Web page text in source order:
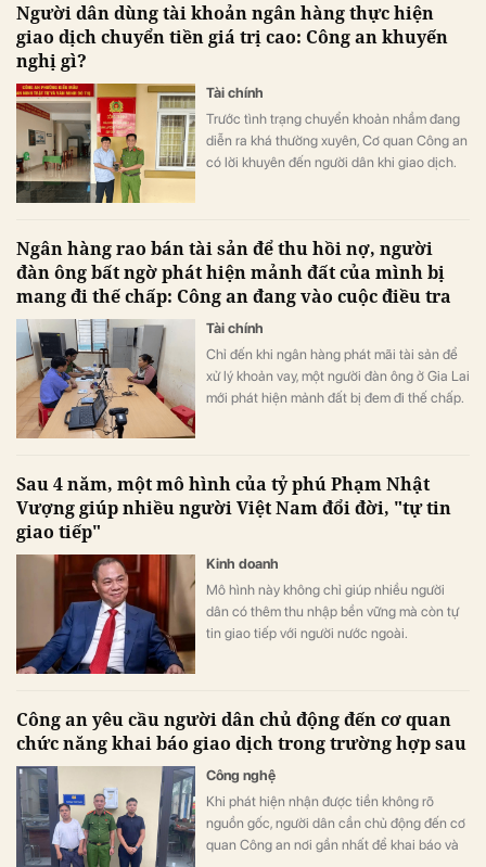
Người dân dùng tài khoản ngân hàng thực hiện
giao dịch chuyển tiền giá trị cao: Công an khuyến
nghị gì?
Tài chính
Trước tình trạng chuyển khoản nhầm đang
diễn ra khá thường xuyên, Cơ quan Công an
có lời khuyên đến người dân khi giao dịch.
Ngân hàng rao bán tài sản để thu hồi nợ, người
đàn ông bất ngờ phát hiện mảnh đất của mình bị
mang đi thế chấp: Công an đang vào cuộc điều tra
Tài chính
Chỉ đến khi ngân hàng phát mãi tài sản để
xử lý khoản vay, một người đàn ông ở Gia Lai
mới phát hiện mảnh đất bị đem đi thế chấp.
Sau 4 năm, một mô hình của tỷ phú Phạm Nhật
Vượng giúp nhiều người Việt Nam đổi đời, "tự tin
giao tiếp"
Kinh doanh
Mô hình này không chỉ giúp nhiều người
dân có thêm thu nhập bền vững mà còn tự
tin giao tiếp với người nước ngoài.
Công an yêu cầu người dân chủ động đến cơ quan
chức năng khai báo giao dịch trong trường hợp sau
Công nghệ
Khi phát hiện nhận được tiền không rõ
nguồn gốc, người dân cần chủ động đến cơ
quan Công an nơi gần nhất để khai báo và